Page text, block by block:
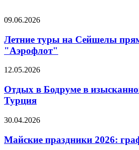
09.06.2026
Летние туры на Сейшелы
"Аэрофлот"
12.05.2026
Отдых в Бодруме в
Турция
30.04.2026
Майские праздники 2026: